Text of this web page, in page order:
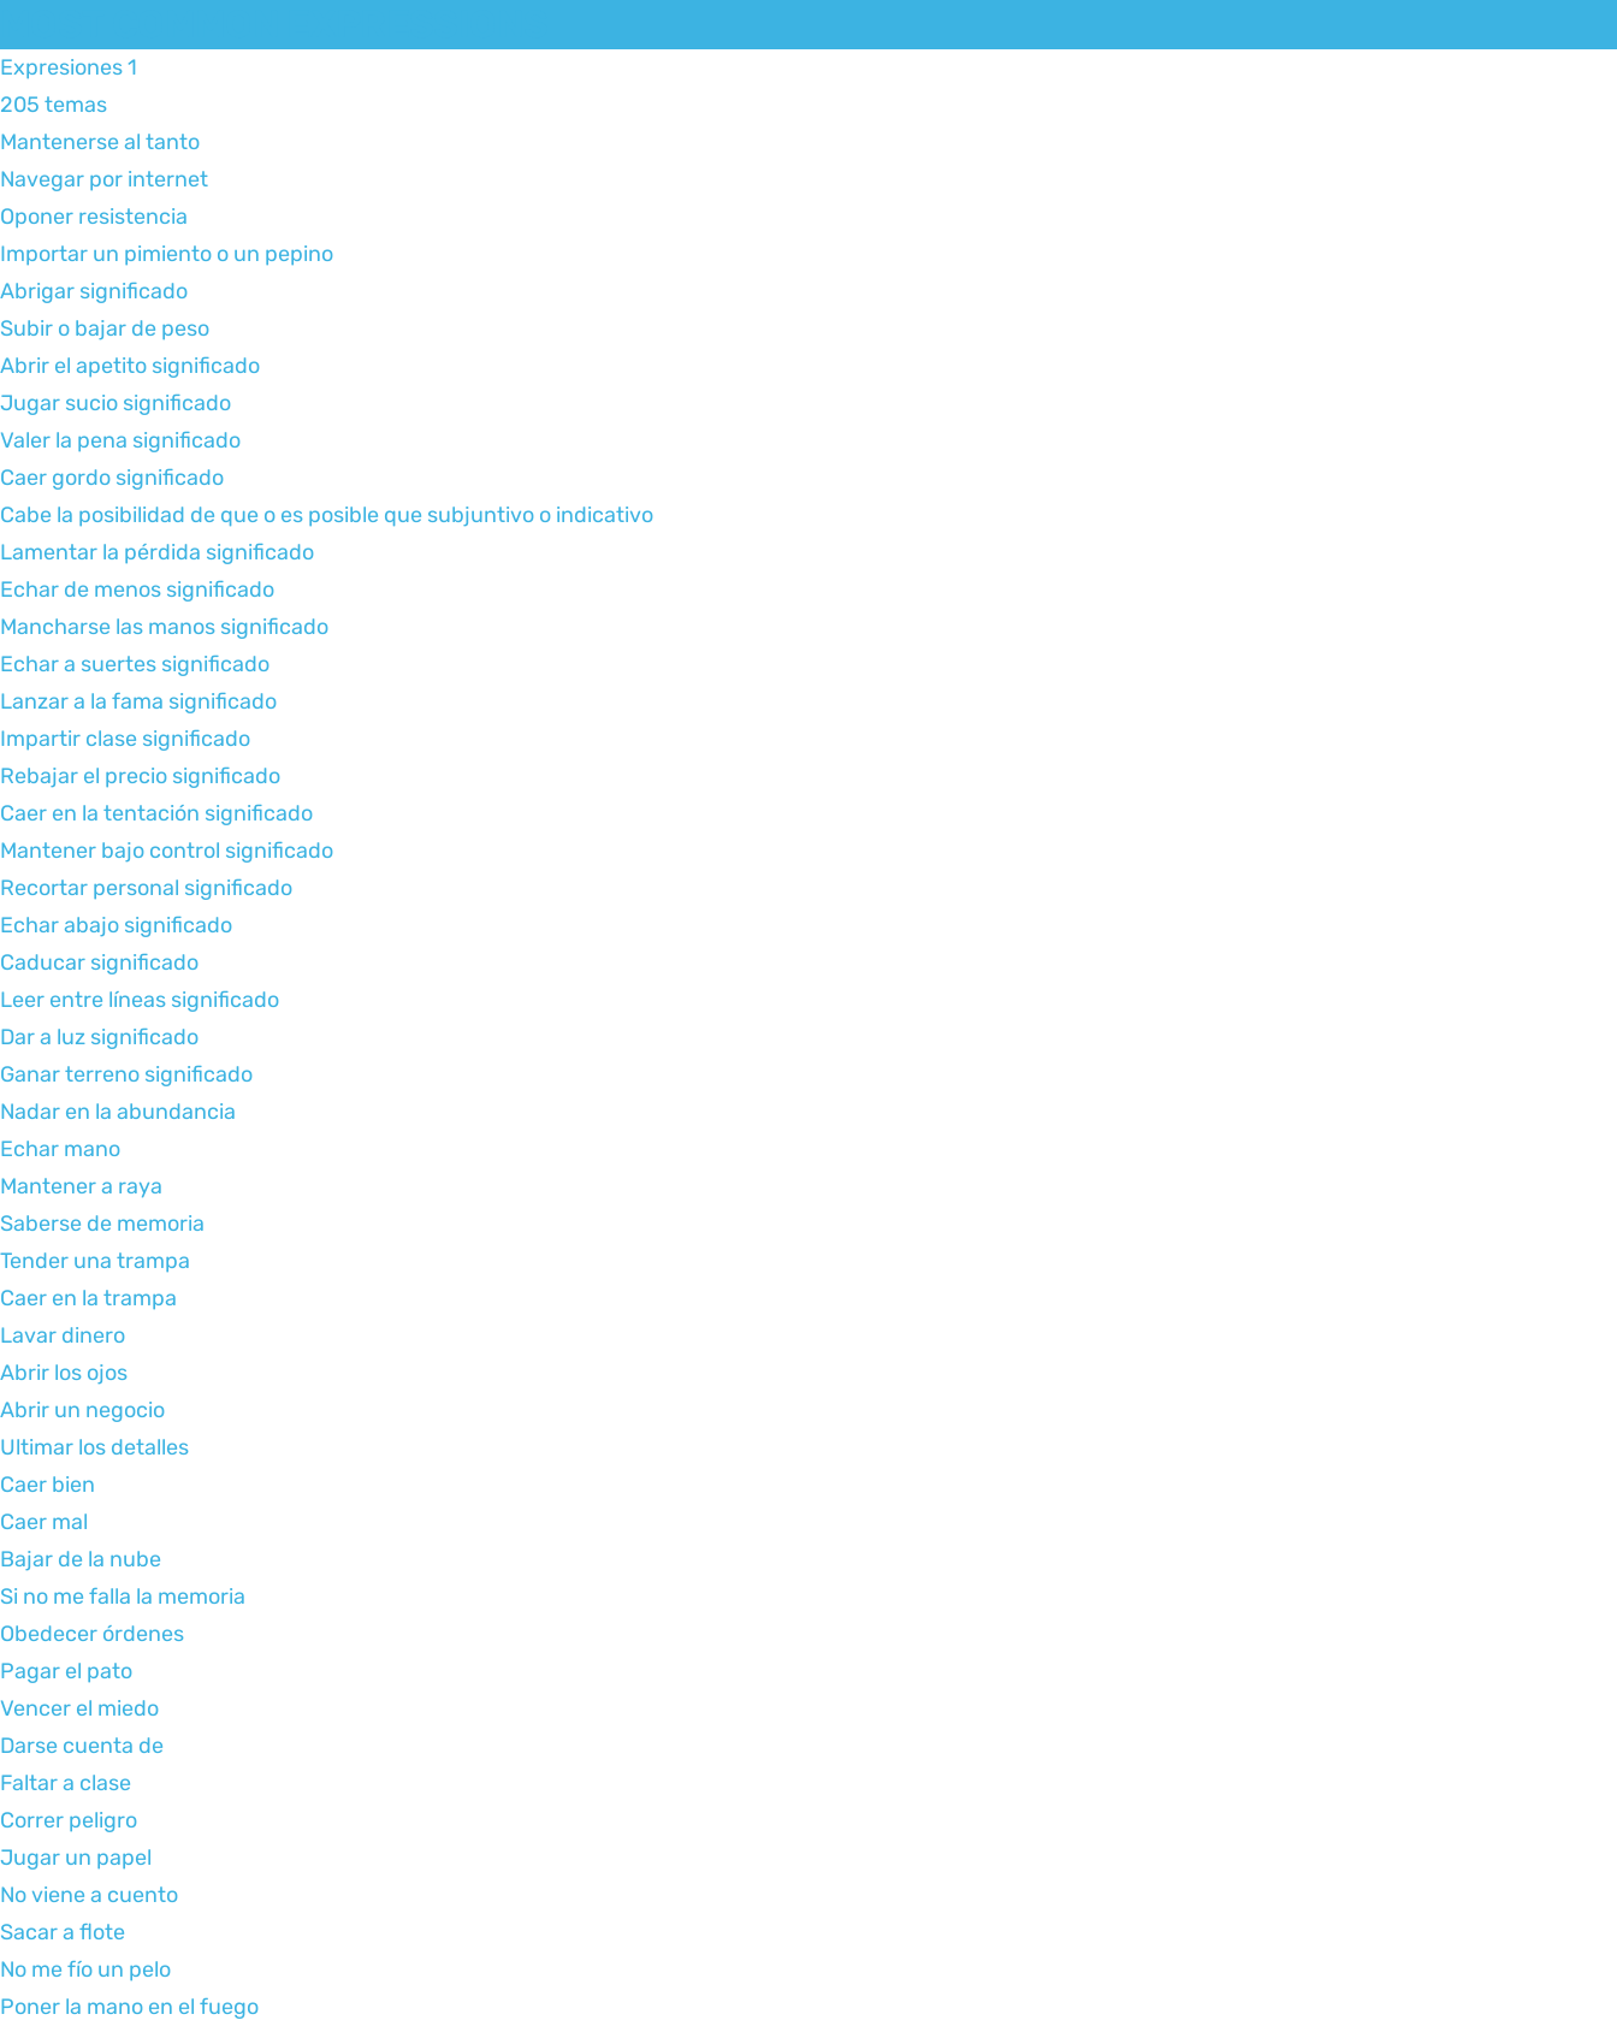
Expresiones 1
205 temas
Mantenerse al tanto
Navegar por internet
Oponer resistencia
Importar un pimiento o un pepino
Abrigar significado
Subir o bajar de peso
Abrir el apetito significado
Jugar sucio significado
Valer la pena significado
Caer gordo significado
Cabe la posibilidad de que o es posible que subjuntivo o indicativo
Lamentar la pérdida significado
Echar de menos significado
Mancharse las manos significado
Echar a suertes significado
Lanzar a la fama significado
Impartir clase significado
Rebajar el precio significado
Caer en la tentación significado
Mantener bajo control significado
Recortar personal significado
Echar abajo significado
Caducar significado
Leer entre líneas significado
Dar a luz significado
Ganar terreno significado
Nadar en la abundancia
Echar mano
Mantener a raya
Saberse de memoria
Tender una trampa
Caer en la trampa
Lavar dinero
Abrir los ojos
Abrir un negocio
Ultimar los detalles
Caer bien
Caer mal
Bajar de la nube
Si no me falla la memoria
Obedecer órdenes
Pagar el pato
Vencer el miedo
Darse cuenta de
Faltar a clase
Correr peligro
Jugar un papel
No viene a cuento
Sacar a flote
No me fío un pelo
Poner la mano en el fuego